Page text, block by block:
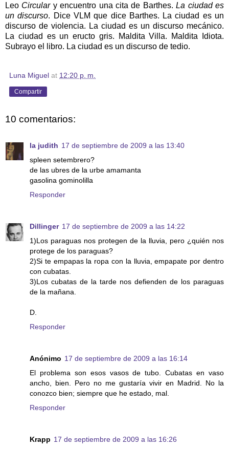
Leo Circulary encuentro una cita de Barthes.La ciudad es
un discurso. Dice VLM que dice Barthes. La ciudad es un
discurso de violencia. La ciudad es un discurso mecánico.
La ciudad es un eructo gris. Maldita Villa. Maldita Idiota.
Subrayo el libro. La ciudad es un discurso de tedio.
Luna Miguel at 12:20 p. m.
Compartir
10 comentarios:
la judith 17 de septiembre de 2009 a las 13:40
spleen setembrero?
de las ubres de la urbe amamanta
gasolina gominolilla
Responder
Dillinger 17 de septiembre de 2009 a las 14:22
1)Los paraguas nos protegen de la lluvia, pero ¿quién nos
protege de los paraguas?
2)Si te empapas la ropa con la lluvia, empapate por dentro
con cubatas.
3)Los cubatas de la tarde nos defienden de los paraguas
de la mañana.
D.
Responder
Anónimo 17 de septiembre de 2009 a las 16:14
El problema son esos vasos de tubo. Cubatas en vaso
ancho, bien. Pero no me gustaría vivir en Madrid. No la
conozco bien; siempre que he estado, mal.
Responder
Krapp 17 de septiembre de 2009 a las 16:26